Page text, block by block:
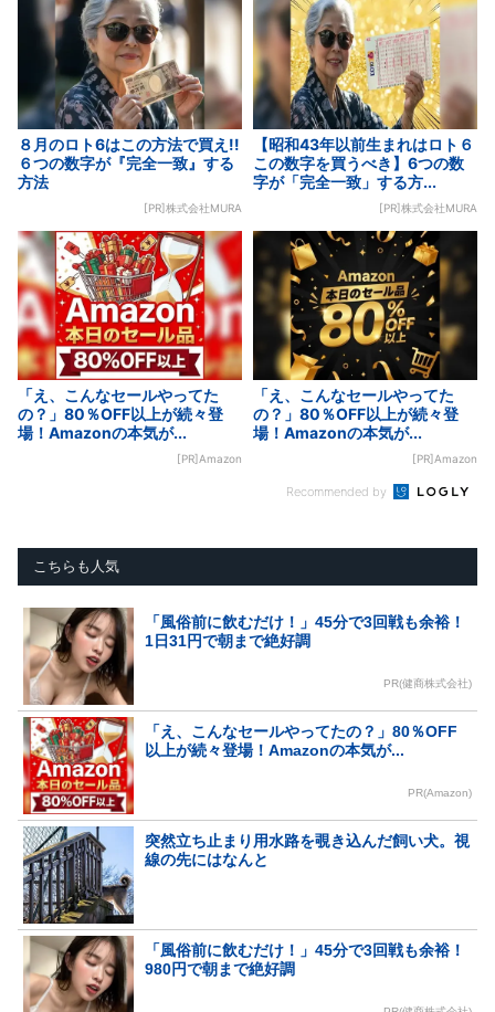
８月のロト6はこの方法で買え!!
６つの数字が『完全一致』する
方法
[PR]株式会社MURA
【昭和43年以前生まれはロト６
この数字を買うべき】6つの数
字が「完全一致」する方...
[PR]株式会社MURA
「え、こんなセールやってた
の？」80％OFF以上が続々登
場！Amazonの本気が...
[PR]Amazon
「え、こんなセールやってた
の？」80％OFF以上が続々登
場！Amazonの本気が...
[PR]Amazon
Recommended by
こちらも人気
「風俗前に飲むだけ！」45分で3回戦も余裕！
1日31円で朝まで絶好調
PR(健商株式会社)
「え、こんなセールやってたの？」80％OFF
以上が続々登場！Amazonの本気が...
PR(Amazon)
突然立ち止まり用水路を覗き込んだ飼い犬。視
線の先にはなんと
「風俗前に飲むだけ！」45分で3回戦も余裕！
980円で朝まで絶好調